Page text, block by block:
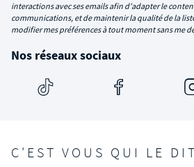
interactions avec ses emails afin d'adapter le
communications, et de maintenir la qualité de la
modifier mes préférences à tout moment sans me
Nos réseaux sociaux
C'EST VOUS QUI LE